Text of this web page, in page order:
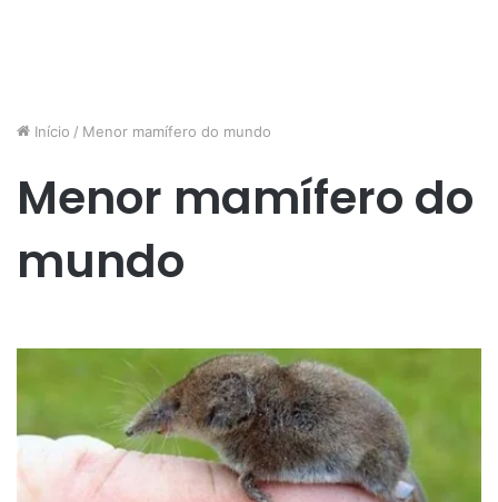
Início / Menor mamífero do mundo
Menor mamífero do
mundo